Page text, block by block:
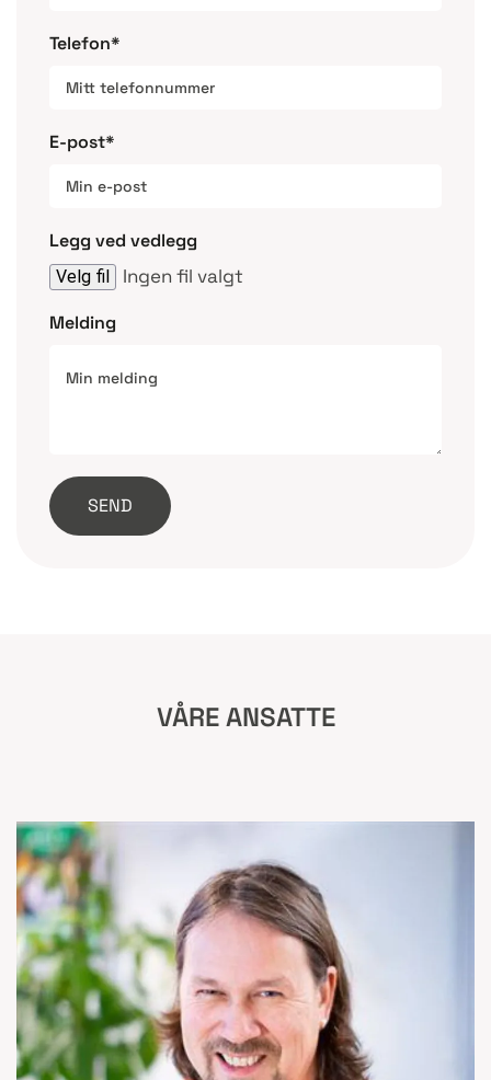
Telefon*
E-post*
Legg ved vedlegg
Velg fil Ingen fil valgt
Melding
VÅRE ANSATTE